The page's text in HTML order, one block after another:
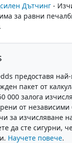
Дътчинг -
за равни
предоставя
пакет от
000 залога
от
за изчисляване
да сте сигурни,
Научете повече.